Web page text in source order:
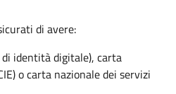
di avere:
di identità digitale), carta
o carta nazionale dei servizi